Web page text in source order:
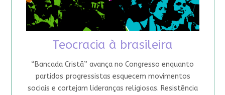
Teocracia à brasileira
“Bancada Cristã” avança no Congresso enquanto
partidos progressistas esquecem movimentos
sociais e cortejam lideranças religiosas. Resistência